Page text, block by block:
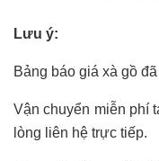
Lưu ý:
Bảng báo giá xà gồ
Vận chuyển miễn phí
lòng liên hệ trực tiếp.